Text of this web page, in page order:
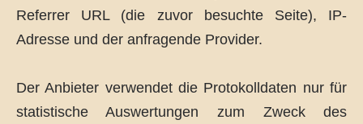
Referrer URL (die zuvor besuchte Seite), IP-
Adresse und der anfragende Provider.
Der Anbieter verwendet die Protokolldaten nur für
statistische Auswertungen zum Zweck des